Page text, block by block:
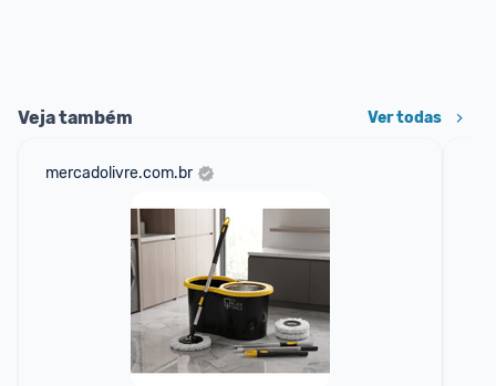
Veja também Ver todas
mercadolivre.com.br